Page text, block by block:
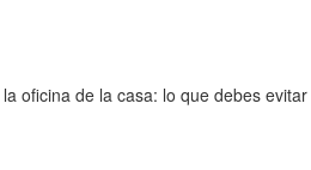
oficina de la casa: lo que debes evitar